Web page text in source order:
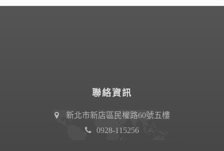
聯絡資訊
新北市新店區民權路60號五樓
0928-115256